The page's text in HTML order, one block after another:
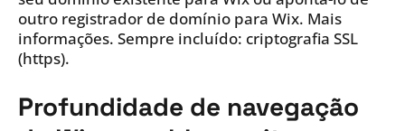
outro registrador de domínio para Wix. Mais
informações. Sempre incluído: criptografia SSL
(https).
Profundidade de navegação